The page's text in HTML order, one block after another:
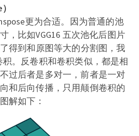
更为合适。因为普通的池
，比如VGG16 五次池化后图片
得到和原图等大的分割图，我
。反卷积和卷积类似，都是相
过后者是多对一，前者是一对
和后向传播，只用颠倒卷积的
解如下：